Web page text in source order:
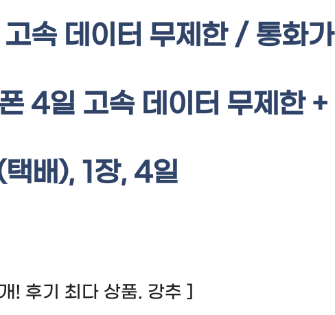
속 데이터 무제한 / 통화가
4일 고속 데이터 무제한 +
배), 1장, 4일
! 후기 최다 상품. 강추 ]